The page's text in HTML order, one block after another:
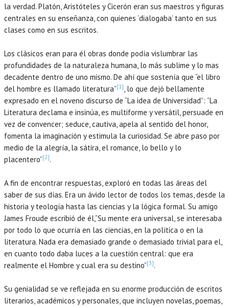
la verdad. Platón, Aristóteles y Cicerón eran sus maestros y figuras
centrales en su enseñanza, con quienes ‘dialogaba’ tanto en sus
clases como en sus escritos.
Los clásicos eran para él obras donde podía vislumbrar las
profundidades de la naturaleza humana, lo más sublime y lo mas
decadente dentro de uno mismo. De ahí que sostenía que “el libro
del hombre es llamado literatura”[1], lo que dejó bellamente
expresado en el noveno discurso de “La idea de Universidad”: “La
Literatura declama e insinúa, es multiforme y versátil, persuade en
vez de convencer; seduce, cautiva, apela al sentido del honor,
fomenta la imaginación y estimula la curiosidad. Se abre paso por
medio de la alegría, la sátira, el romance, lo bello y lo
placentero”[2].
A fin de encontrar respuestas, exploró en todas las áreas del
saber de sus días. Era un ávido lector de todos los temas, desde la
historia y teología hasta las ciencias y la lógica formal. Su amigo
James Froude escribió de él,“Su mente era universal, se interesaba
por todo lo que ocurría en las ciencias, en la política o en la
literatura. Nada era demasiado grande o demasiado trivial para el,
en cuanto todo daba luces a la cuestión central: que era
realmente el Hombre y cual era su destino”[3].
Su genialidad se ve reflejada en su enorme producción de escritos
literarios, académicos y personales, que incluyen novelas, poemas,